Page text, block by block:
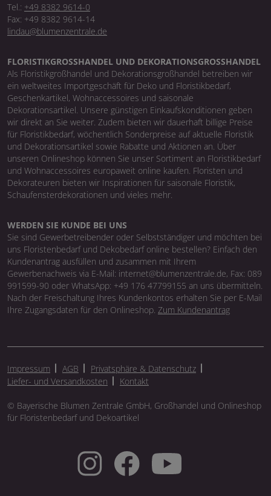
Tel.: +49 8382 9614-0
Fax: +49 8382 9614-14
lindau@blumenzentrale.de
FLORISTIKGROSSHANDEL UND DEKORATIONSGROSSHANDEL
Als Floristikgroßhandel und Dekorationsgroßhandel betreiben wir
ein weltweites Importgeschäft für Deko und Floristikbedarf,
Geschenkartikel, Wohnaccessoires und saisonale
Dekorationsartikel. Unsere günstigen Einkaufskonditionen geben
wir direkt an Sie weiter. Zudem bieten wir dauerhaft billige Preise
für Floristikbedarf, wöchentlich Sonderpreise auf aktuelle Floristik
und Dekorationsartikel sowie Rabatte und Aktionen an. Über
unseren Onlineshop können Sie unser Sortiment an Floristikbedarf
und Wohnaccessoires europaweit online kaufen. Floristen und
Dekorateuren bieten wir Inspirationen für saisonale Floristik,
Schaufensterdekorationen und vieles mehr.
WERDEN SIE KUNDE BEI UNS
Sie sind Gewerbetreibender oder Selbstständiger und möchten bei
uns Floristenbedarf und Dekobedarf online bestellen? Einfach den
Kundenantrag ausfüllen und zusammen mit Ihrem
Gewerbenachweis via E-Mail: internet@blumenzentrale.de, Fax: 089
991599-90 oder WhatsApp: +49 176 47799155 an uns übermitteln.
Nach der Freischaltung Ihres Kundenkontos erhalten Sie per E-Mail
Ihre Zugangsdaten für den Onlineshop. Zum Kundenantrag
Impressum AGB
Privatsphäre & Datenschutz
Liefer- und Versandkosten
Kontakt
© Bayerische Blumen Zentrale GmbH, Großhandel und Onlineshop
für Floristenbedarf und Dekoartikel